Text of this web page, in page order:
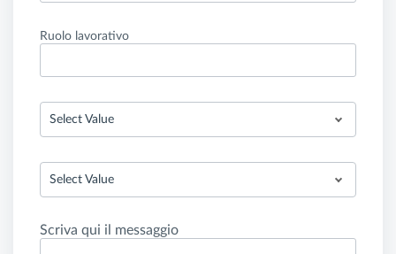
Ruolo lavorativo
Select Value
Select Value
Scriva qui il messaggio